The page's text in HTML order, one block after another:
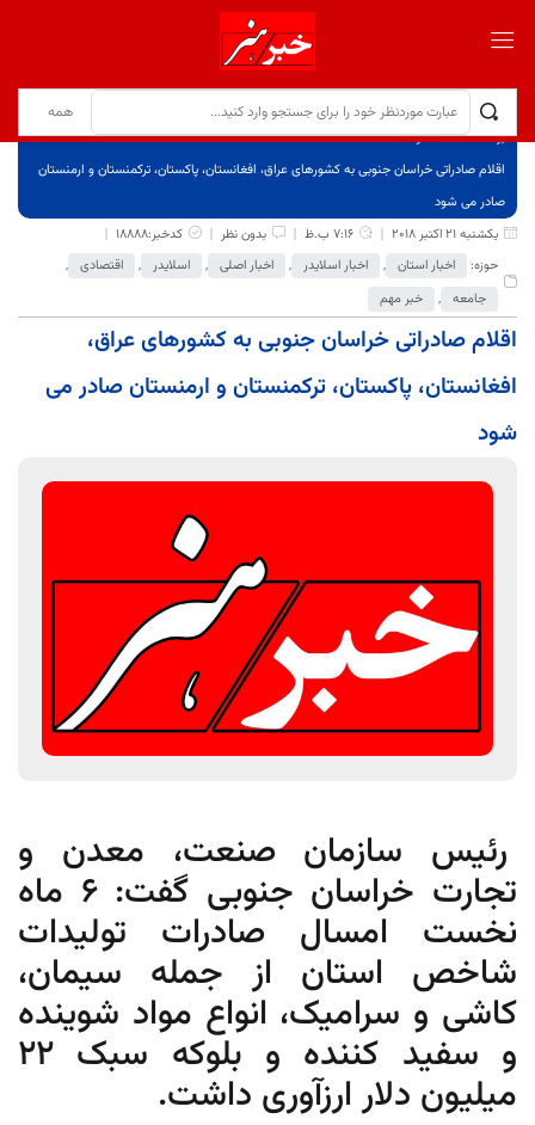
برگ نخست
نوشته‌ها
اقلام صادراتی خراسان جنوبی به کشورهای عراق، افغانستان، پاکستان، ترکمنستان و ارمنستان
صادر می شود
یکشنبه 21 اکتبر 2018
7:16 ب.ظ بدون نظر
کدخبر:18888
حوزه:
اخبار استان , اخبار اسلایدر , اخبار اصلی , اسلایدر , اقتصادی ,
جامعه , خبر مهم
اقلام صادراتی خراسان جنوبی به کشورهای عراق،
افغانستان، پاکستان، ترکمنستان و ارمنستان صادر می
شود
رئیس سازمان صنعت، معدن و
تجارت خراسان جنوبی گفت: 6 ماه
نخست امسال صادرات تولیدات
شاخص استان از جمله سیمان،
کاشی و سرامیک، انواع مواد شوینده
و سفید کننده و بلوکه سبک 22
میلیون دلار ارزآوری داشت.